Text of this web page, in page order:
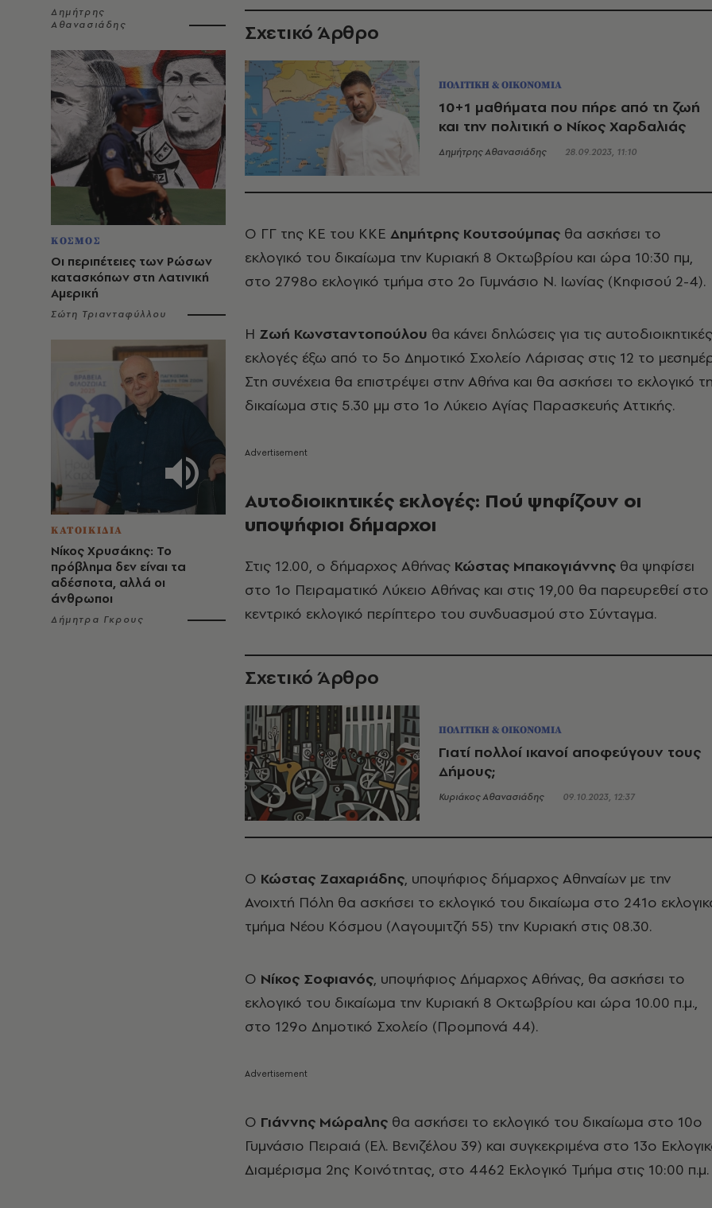
Δημήτρης
Αθανασιάδης
ΚΟΣΜΟΣ
Οι περιπέτειες των Ρώσων
κατασκόπων στη Λατινική
Αμερική
Σώτη Τριανταφύλλου
ΚΑΤΟΙΚΙΔΙΑ
Νίκος Χρυσάκης: Το
πρόβλημα δεν είναι τα
αδέσποτα, αλλά οι
άνθρωποι
Δήμητρα Γκρους
Σχετικό Άρθρο
ΠΟΛΙΤΙΚΗ & ΟΙΚΟΝΟΜΙΑ
10+1 μαθήματα που πήρε από τη ζωή
και την πολιτική ο Νίκος Χαρδαλιάς
Δημήτρης Αθανασιάδης 28.09.2023, 11:10
Ο ΓΓ της ΚΕ του ΚΚΕ Δημήτρης Κουτσούμπας θα ασκήσει το
εκλογικό του δικαίωμα την Κυριακή 8 Οκτωβρίου και ώρα 10:30 πμ,
στο 2798ο εκλογικό τμήμα στο 2ο Γυμνάσιο Ν. Ιωνίας (Κηφισού 2-4).
Η Ζωή Κωνσταντοπούλου θα κάνει δηλώσεις για τις αυτοδιοικητικές
εκλογές έξω από το 5ο Δημοτικό Σχολείο Λάρισας στις 12 το
Στη συνέχεια θα επιστρέψει στην Αθήνα και θα ασκήσει το εκλογικό
δικαίωμα στις 5.30 μμ στο 1ο Λύκειο Αγίας Παρασκευής Αττικής.
Αυτοδιοικητικές εκλογές: Πού ψηφίζουν οι
υποψήφιοι δήμαρχοι
Στις 12.00, ο δήμαρχος Αθήνας Κώστας Μπακογιάννης θα ψηφίσει
στο 1ο Πειραματικό Λύκειο Αθήνας και στις 19,00 θα παρευρεθεί στο
κεντρικό εκλογικό περίπτερο του συνδυασμού στο Σύνταγμα.
Σχετικό Άρθρο
ΠΟΛΙΤΙΚΗ & ΟΙΚΟΝΟΜΙΑ
Γιατί πολλοί ικανοί αποφεύγουν τους
Δήμους;
Κυριάκος Αθανασιάδης 09.10.2023, 12:37
Ο Κώστας Ζαχαριάδης, υποψήφιος δήμαρχος Αθηναίων με την
Ανοιχτή Πόλη θα ασκήσει το εκλογικό του δικαίωμα στο 241o
τμήμα Νέου Κόσμου (Λαγουμιτζή 55) την Κυριακή στις 08.30.
Ο Νίκος Σοφιανός, υποψήφιος Δήμαρχος Αθήνας, θα ασκήσει το
εκλογικό του δικαίωμα την Κυριακή 8 Οκτωβρίου και ώρα 10.00 π.μ.,
στο 129ο Δημοτικό Σχολείο (Προμπονά 44).
Ο Γιάννης Μώραλης θα ασκήσει το εκλογικό του δικαίωμα στο 10ο
Γυμνάσιο Πειραιά (Ελ. Βενιζέλου 39) και συγκεκριμένα στο 13ο
Διαμέρισμα 2ης Κοινότητας, στο 4462 Εκλογικό Τμήμα στις 10:00 π.μ.